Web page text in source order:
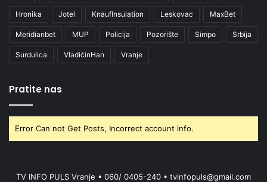
Hronika Jotel KnaufInsulation Leskovac MaxBet
Meridianbet MUP Policija Pozorište Simpo Srbija
Surdulica VladičinHan Vranje
Pratite nas
Error Can not Get Posts, Incorrect account info.
TV INFO PULS Vranje • 060/ 0405-240 • tvinfopuls@gmail.com